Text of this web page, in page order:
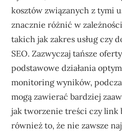
kosztów związanych z tymi
znacznie różnić w
takich jak zakres usług czy
SEO. Zazwyczaj tańsze
podstawowe działania
monitoring wyników,
mogą zawierać bardziej
jak tworzenie treści czy link
również to, że nie zawsze